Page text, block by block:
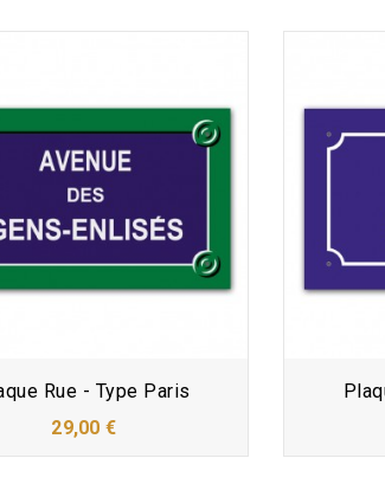
Rue - Type Paris
29,00 €